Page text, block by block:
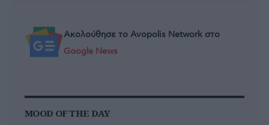
Ακολούθησε το Avopolis Network στο
Google News
MOOD OF THE DAY